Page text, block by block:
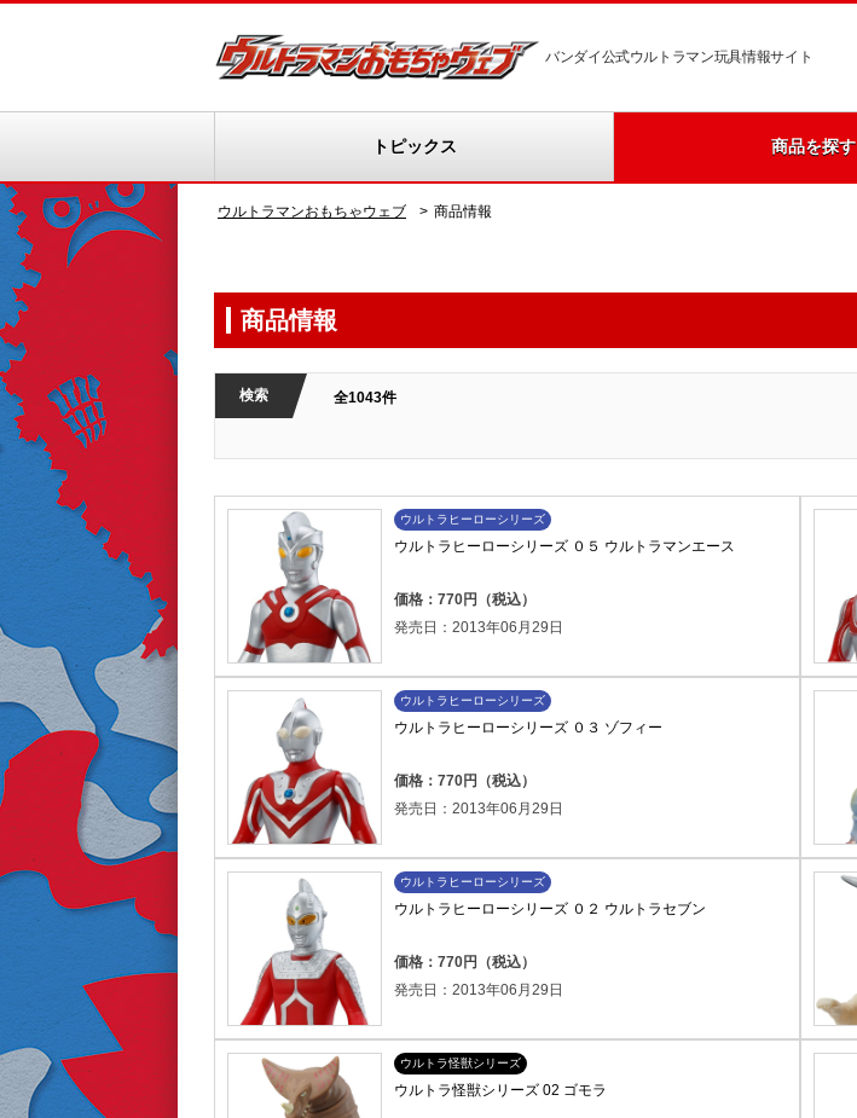
バンダイ公式ウルトラマン玩具情報サイト
トピックス 商品を探す
ウルトラマンおもちゃウェブ 商品情報
商品情報
検索 全1043件
ウルトラヒーローシリーズ
ウルトラヒーローシリーズ ０５ ウルトラマンエース
価格：770円（税込）
発売日：2013年06月29日
ウルトラヒーローシリーズ
ウルトラヒーローシリーズ ０３ ゾフィー
価格：770円（税込）
発売日：2013年06月29日
ウルトラヒーローシリーズ
ウルトラヒーローシリーズ ０２ ウルトラセブン
価格：770円（税込）
発売日：2013年06月29日
ウルトラ怪獣シリーズ
ウルトラ怪獣シリーズ 02 ゴモラ